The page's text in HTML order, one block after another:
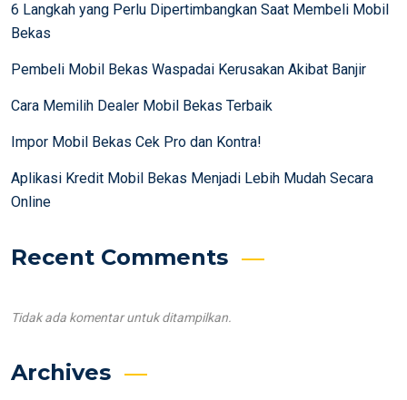
6 Langkah yang Perlu Dipertimbangkan Saat Membeli Mobil
Bekas
Pembeli Mobil Bekas Waspadai Kerusakan Akibat Banjir
Cara Memilih Dealer Mobil Bekas Terbaik
Impor Mobil Bekas Cek Pro dan Kontra!
Aplikasi Kredit Mobil Bekas Menjadi Lebih Mudah Secara
Online
Recent Comments
Tidak ada komentar untuk ditampilkan.
Archives